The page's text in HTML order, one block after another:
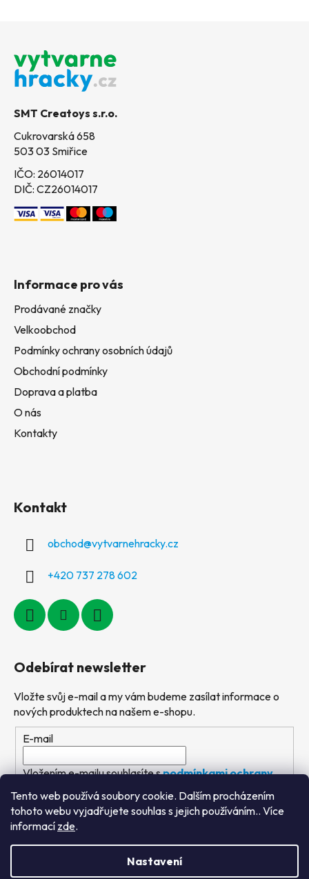
Tento web používá soubory cookie. Dalším procházením
tohoto webu vyjadřujete souhlas s jejich používáním.. Více
informací zde.
Nastavení
SMT Creatoys s.r.o.
Cukrovarská 658
503 03 Smiřice
IČO: 26014017
DIČ: CZ26014017
Informace pro vás
Prodávané značky
Velkoobchod
Podmínky ochrany osobních údajů
Obchodní podmínky
Doprava a platba
O nás
Kontakty
Kontakt
obchod@vytvarnehracky.cz
+420 737 278 602
Odebírat newsletter
Vložte svůj e-mail a my vám budeme zasílat informace o
nových produktech na našem e-shopu.
E-mail
Vložením e-mailu souhlasíte spodmínkami ochrany
osobních údajů
PŘIHLÁSIT SE